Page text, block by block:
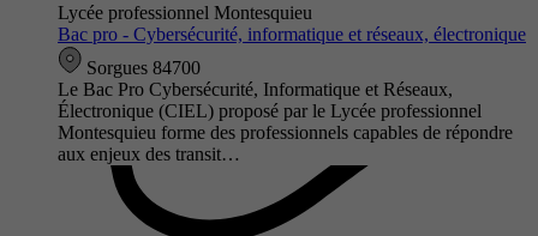
Lycée professionnel Montesquieu
Bac pro - Cybersécurité, informatique et réseaux, électronique
Sorgues 84700
Le Bac Pro Cybersécurité, Informatique et Réseaux,
Électronique (CIEL) proposé par le Lycée professionnel
Montesquieu forme des professionnels capables de répondre
aux enjeux des transit…